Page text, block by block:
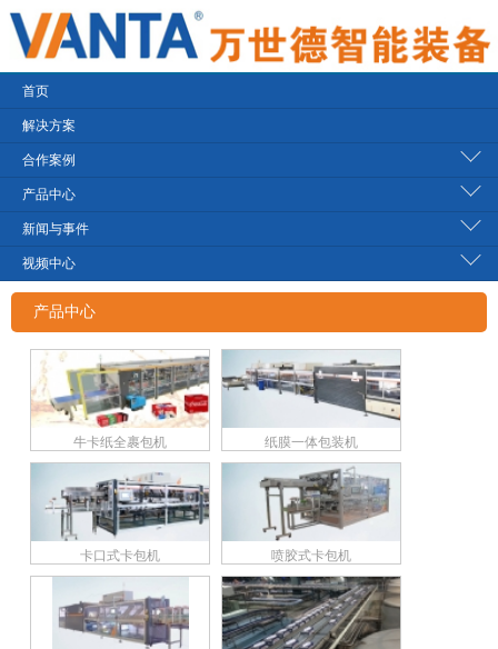
首页
解决方案
合作案例
产品中心
新闻与事件
视频中心
产品中心
牛卡纸全裹包机 纸膜一体包装机
卡口式卡包机 喷胶式卡包机